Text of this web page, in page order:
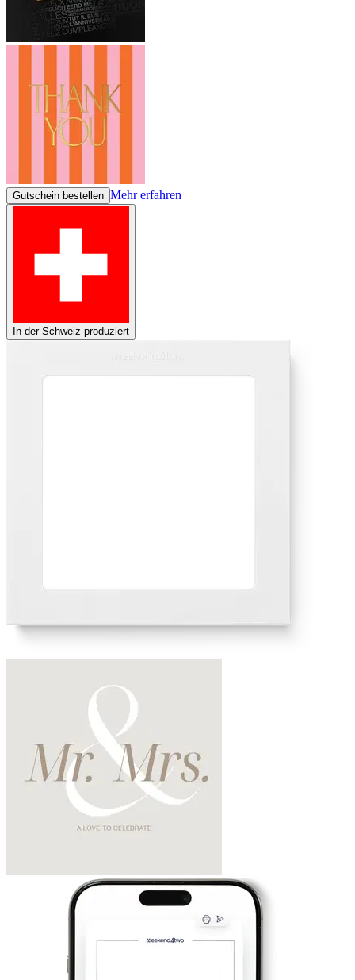
Gutschein bestellen Mehr erfahren
In der Schweiz produziert